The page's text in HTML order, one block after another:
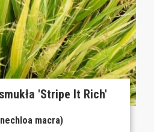
'Stripe It Rich'
macra)